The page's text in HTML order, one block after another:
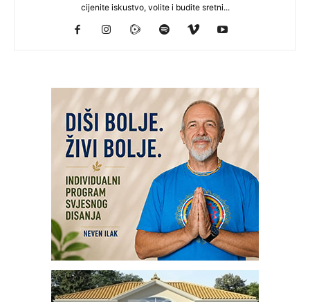
cijenite iskustvo, volite i budite sretni...